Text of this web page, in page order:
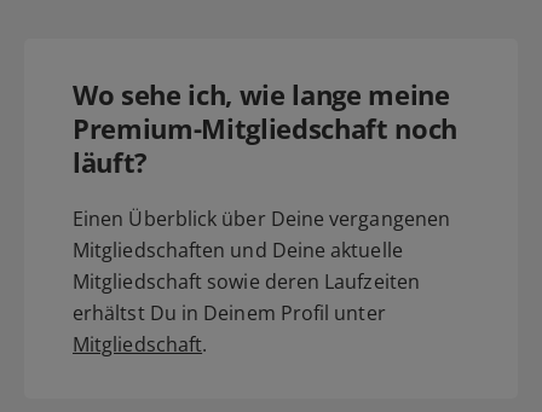
Wo sehe ich, wie lange meine
Premium-Mitgliedschaft noch
läuft?
Einen Überblick über Deine vergangenen
Mitgliedschaften und Deine aktuelle
Mitgliedschaft sowie deren Laufzeiten
erhältst Du in Deinem Profil unter
Mitgliedschaft.